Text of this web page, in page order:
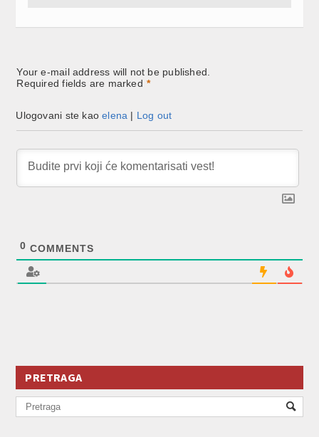
Your e-mail address will not be published.
Required fields are marked *
Ulogovani ste kaoelena | Log out
0 COMMENTS
PRETRAGA